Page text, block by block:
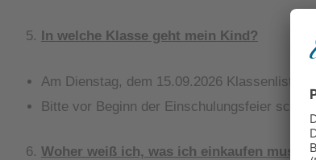
In welche Klasse geht mein Kind?
Am Dienstag, dem 15.09.2026 Klassenlisten
Bitte vor Beginn der Einschulungsfeier
Woher weiß ich, was ich einkaufen muss?